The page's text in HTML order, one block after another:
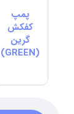
پمپ
کفکش
گرین
(GREEN)